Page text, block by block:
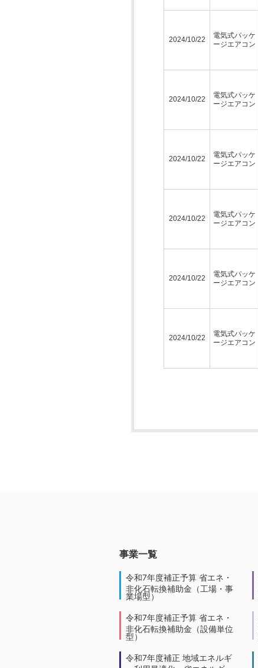
2024/10/22
電気式パッケ
ージエアコン
2024/10/22
電気式パッケ
ージエアコン
2024/10/22
電気式パッケ
ージエアコン
2024/10/22
電気式パッケ
ージエアコン
2024/10/22
電気式パッケ
ージエアコン
2024/10/22
電気式パッケ
ージエアコン
事業一覧
令和7年度補正予算 省エネ・
非化石転換補助金（工場・事
業場型）
令和7年度補正予算 省エネ・
非化石転換補助金（設備単位
型）
令和7年度補正 地域エネルギ